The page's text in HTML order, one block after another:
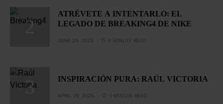
ATRÉVETE A INTENTARLO: EL
LEGADO DE BREAKING4 DE NIKE
JUNE 29, 2025 9 MINUTE READ
INSPIRACIÓN PURA: RAÚL VICTORIA
APRIL 29, 2025 5 MINUTE READ